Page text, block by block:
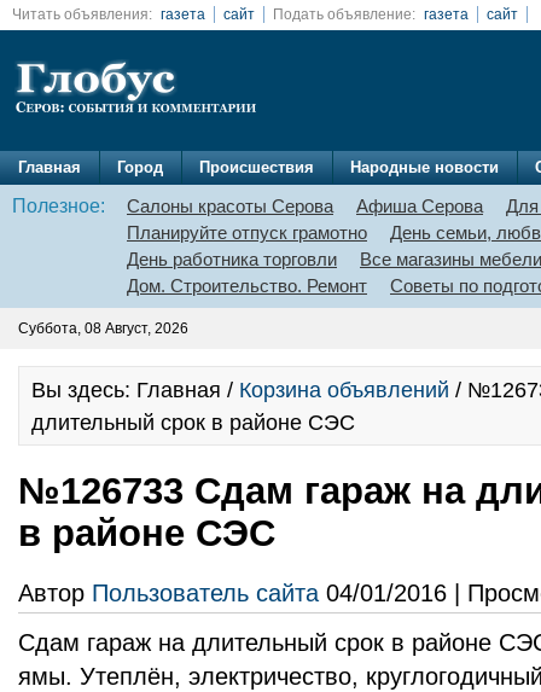
Читать объявления: газета сайт Подать объявление: газета сайт
Главная Город Происшествия Народные новости
Полезное: Салоны красоты Серова Афиша Серова
Для
Планируйте отпуск грамотно
День семьи,
День работника торговли
Все магазины мебели
Дом. Строительство. Ремонт
Советы по
Суббота, 08 Август, 2026
Вы здесь: Главная / Корзина объявлений /
длительный срок в районе СЭС
№126733 Сдам гараж на
в районе СЭС
Автор Пользователь сайта 04/01/2016 |
Сдам гараж на длительный срок в районе
ямы. Утеплён, электричество,